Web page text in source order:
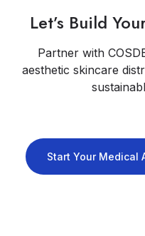
Let’s Build
Partner with
aesthetic skincare
Start Your Medical